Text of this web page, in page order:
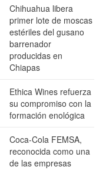
Chihuahua libera
primer lote de moscas
estériles del gusano
barrenador
producidas en
Chiapas
Ethica Wines refuerza
su compromiso con la
formación enológica
Coca-Cola FEMSA,
reconocida como una
de las empresas